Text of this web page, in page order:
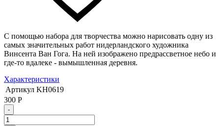
С помощью набора для творчества можно нарисовать одну из
самых значительных работ нидерландского художника
Винсента Ван Гога. На ней изображено предрассветное небо и
где-то вдалеке - вымышленная деревня.
Характеристики
Артикул KH0619
300 Р
-